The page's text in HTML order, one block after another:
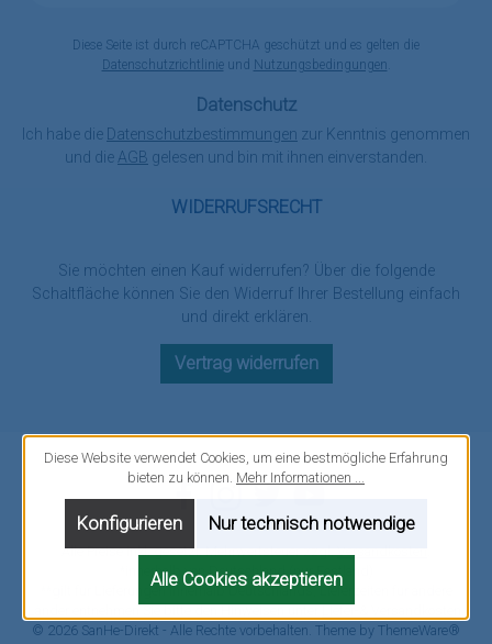
WIDERRUFSRECHT
Sie möchten einen Kauf widerrufen? Über die folgende
Schaltfläche können Sie den Widerruf Ihrer Bestellung einfach
und direkt erklären.
Vertrag widerrufen
Diese Seite ist durch reCAPTCHA geschützt und es gelten die
Datenschutzrichtlinieund Nutzungsbedingungen
Datenschutz
Ich habe die Datenschutzbestimmungen zur Kenntnis genommen
und die AGB gelesen und bin mit ihnen einverstanden.
Facebook
Alle Preise inkl. gesetzl. Mehrwertsteuer zzgl.Versandkosten
*innerhalb von Deutschland (nur Festland)
**gilt für Lieferungen innerhalb Deutschlands, Lieferzeiten für andere
© 2026 SanHe-Direkt - Alle Rechte vorbehalten. Theme by ThemeWare®
Diese Website verwendet Cookies, um eine bestmögliche Erfahrung
bieten zu können. Mehr Informationen ...
Nur technisch notwendige
Konfigurieren
Alle Cookies akzeptieren